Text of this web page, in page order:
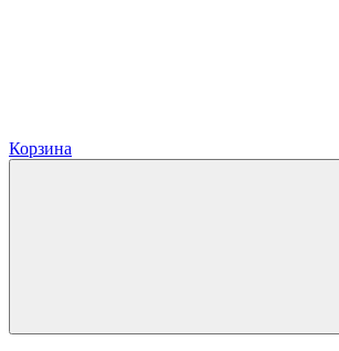
Корзина